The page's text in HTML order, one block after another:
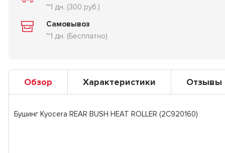
~1 дн. (300 руб.)
Самовывоз
~1 дн. (Бесплатно)
Обзор Характеристики Отзывы
Бушинг Kyocera REAR BUSH HEAT ROLLER (2C920160)